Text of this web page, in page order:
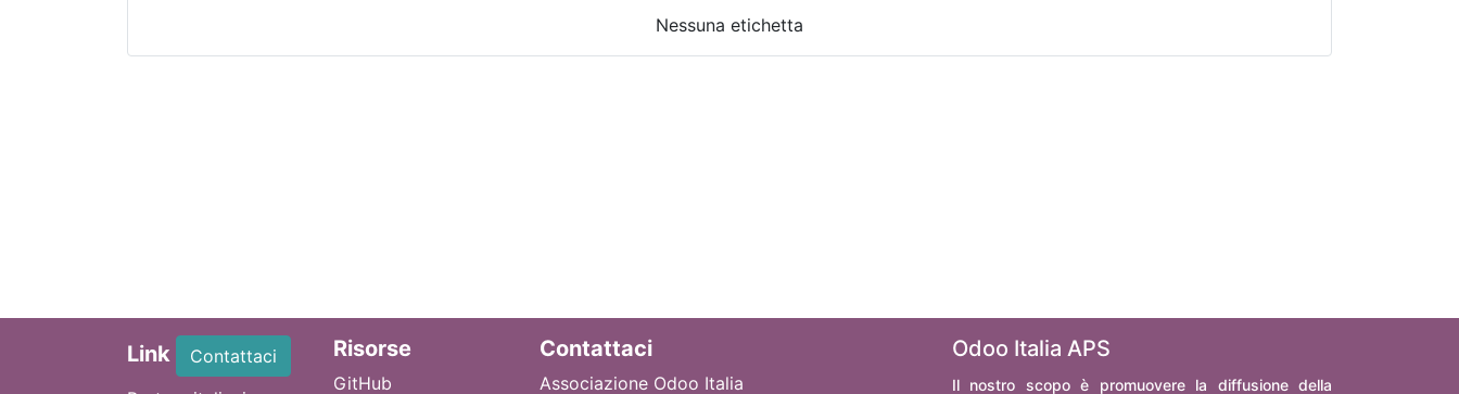
Nessuna etichetta
Link
Contattaci
Risorse
GitHub
Contattaci
Associazione Odoo Italia
Odoo Italia APS
Il nostro scopo è promuovere la diffusione della